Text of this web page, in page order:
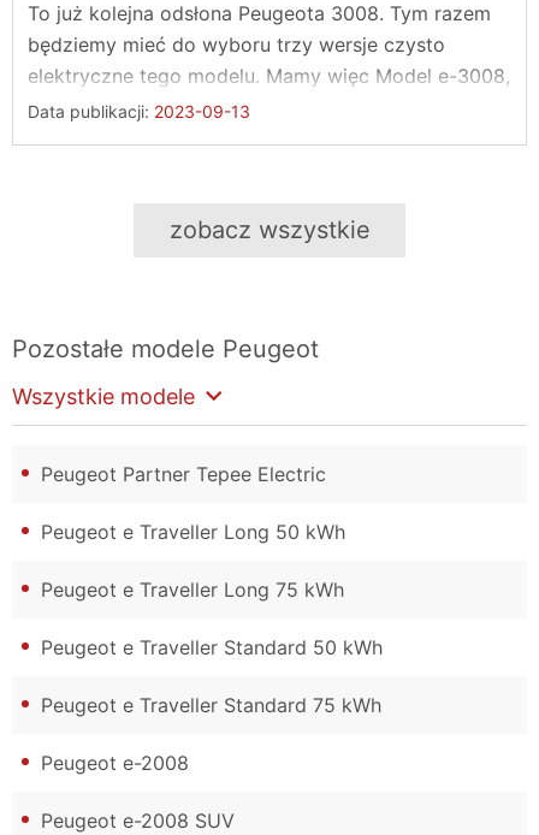
To już kolejna odsłona Peugeota 3008. Tym razem
będziemy mieć do wyboru trzy wersje czysto
elektryczne tego modelu. Mamy więc Model e-3008,
...
Data publikacji: 2023-09-13
zobacz wszystkie
Pozostałe modele Peugeot
Wszystkie modele
Peugeot Partner Tepee Electric
Peugeot e Traveller Long 50 kWh
Peugeot e Traveller Long 75 kWh
Peugeot e Traveller Standard 50 kWh
Peugeot e Traveller Standard 75 kWh
Peugeot e-2008
Peugeot e-2008 SUV